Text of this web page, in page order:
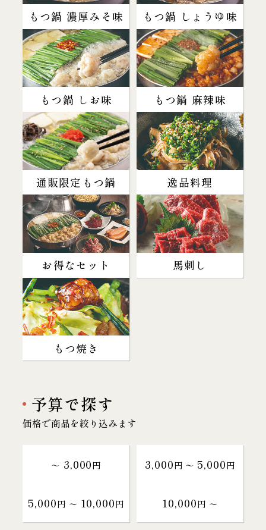
もつ鍋 濃厚みそ味 もつ鍋 しょうゆ味
もつ鍋 しお味 もつ鍋 麻辣味
通販限定もつ鍋 逸品料理
お得なセット 馬刺し
もつ焼き
予算で探す
価格で商品を絞り込みます
～ 3,000円 3,000円 〜 5,000円
5,000円 〜 10,000円 10,000円 〜